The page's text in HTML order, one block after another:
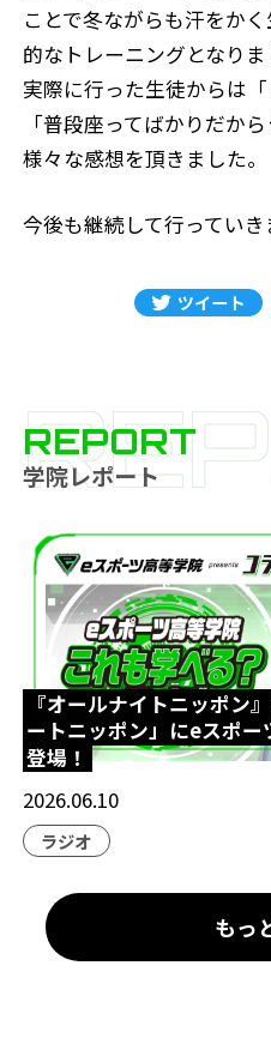
ことで冬ながらも汗をか
的なトレーニングとなりま
実際に行った生徒からは「
「普段座ってばかりだか
様々な感想を頂きました。
今後も継続して行ってい
REPORT
学院レポート
『オールナイトニッポン
ートニッポン」にeスポー
登場！
2026.06.10
ラジオ
もっ